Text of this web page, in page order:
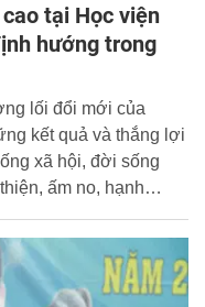
tại Học viện
hướng trong
kết quả và thắng lợi
xã hội, đời sống
ấm no, hạnh